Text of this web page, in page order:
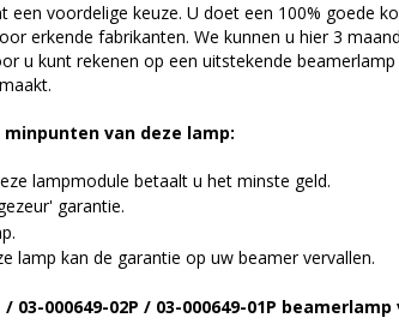
een voordelige keuze. U doet een 100% goede
erkende fabrikanten. We kunnen u hier 3
u kunt rekenen op een uitstekende beamerlamp
van deze lamp:
lampmodule betaalt u het minste geld.
garantie.
lamp kan de garantie op uw beamer vervallen.
/ 03-000649-02P / 03-000649-01P